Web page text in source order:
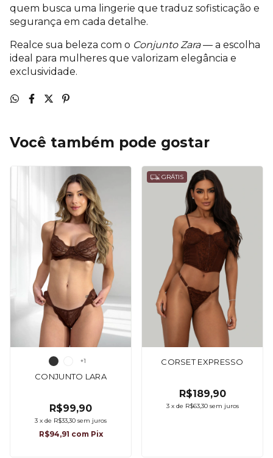
quem busca uma lingerie que traduz sofisticação e
segurança em cada detalhe.
Realce sua beleza com o Conjunto Zara— a escolha
ideal para mulheres que valorizam elegância e
exclusividade.
Você também pode gostar
CONJUNTO LARA
R$99,90
3 x de R$33,30 sem juros
R$94,91 com Pix
+1
GRÁTIS
CORSET EXPRESSO
R$189,90
3 x de R$63,30 sem juros